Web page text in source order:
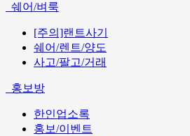
쉐어/벼룩
[주의]랜트사기
쉐어/렌트/양도
사고/팔고/거래
홍보방
한인업소록
홍보/이벤트